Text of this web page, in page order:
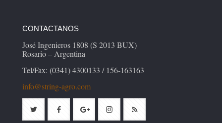
CONTACTANOS
José Ingenieros 1808 (S 2013 BUX)
Rosario – Argentina
Tel/Fax: (0341) 4300133 / 156-163163
info@string-agro.com